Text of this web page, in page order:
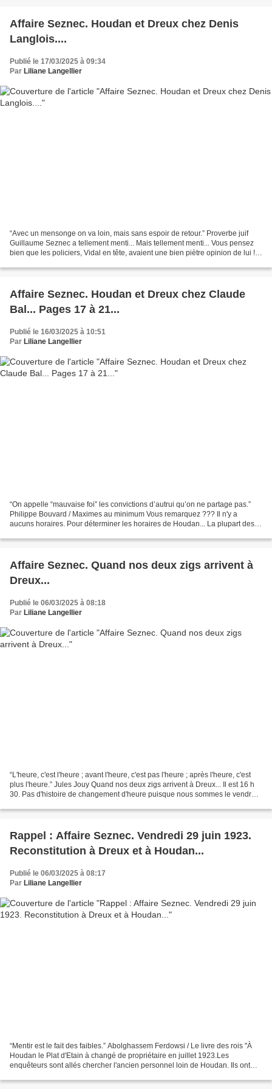
Affaire Seznec. Houdan et Dreux chez Denis
Langlois....
Publié le 17/03/2025 à 09:34
Par Liliane Langellier
“Avec un mensonge on va loin, mais sans espoir de retour.” Proverbe juif
Guillaume Seznec a tellement menti... Mais tellement menti... Vous pensez
bien que les policiers, Vidal en tête, avaient une bien piètre opinion de lui !
Affaire Seznec. Houdan et Dreux chez Claude
Bal... Pages 17 à 21...
Publié le 16/03/2025 à 10:51
Par Liliane Langellier
“On appelle “mauvaise foi” les convictions d’autrui qu’on ne partage pas.”
Philippe Bouvard / Maximes au minimum Vous remarquez ??? Il n'y a
aucuns horaires. Pour déterminer les horaires de Houdan... La plupart des
Affaire Seznec. Quand nos deux zigs arrivent à
Dreux...
Publié le 06/03/2025 à 08:18
Par Liliane Langellier
“L'heure, c'est l'heure ; avant l'heure, c'est pas l'heure ; après l'heure, c'est
plus l'heure.” Jules Jouy Quand nos deux zigs arrivent à Dreux... Il est 16 h
30. Pas d'histoire de changement d'heure puisque nous sommes le vendredi
Rappel : Affaire Seznec. Vendredi 29 juin 1923.
Reconstitution à Dreux et à Houdan...
Publié le 06/03/2025 à 08:17
Par Liliane Langellier
“Mentir est le fait des faibles.” Abolghassem Ferdowsi / Le livre des rois "À
Houdan le Plat d'Etain à changé de propriétaire en juillet 1923.Les
enquêteurs sont allés chercher l'ancien personnel loin de Houdan. Ils ont